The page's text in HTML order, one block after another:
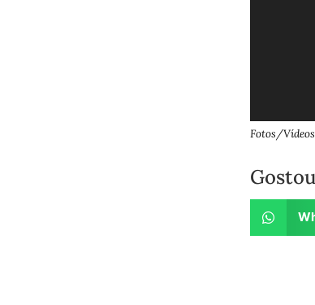
Fotos/